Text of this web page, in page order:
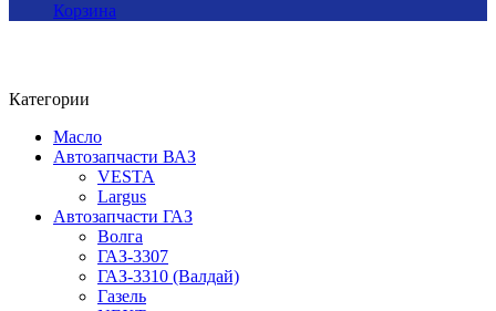
Корзина
Категории
Масло
Автозапчасти ВАЗ
VESTA
Largus
Автозапчасти ГАЗ
Волга
ГАЗ-3307
ГАЗ-3310 (Валдай)
Газель